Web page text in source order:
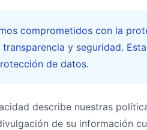
comprometidos con la
y seguridad.
de datos.
describe nuestras
de su información